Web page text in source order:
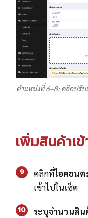
ตำแหน่งที่ 6–8: คลิกปรั
เพิ่มสินค้าเข้
9 คลิกที่ไอคอนต
เข้าไปในเซ็ต
10 ระบุจำนวนสิน